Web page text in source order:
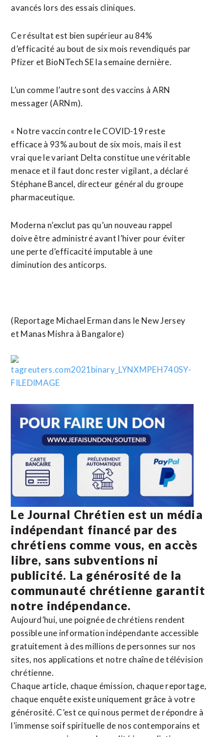
avancés lors des essais cliniques.
Ce résultat est bien supérieur au 84%
d’efficacité au bout de six mois revendiqués par
Pfizer et BioNTech SE la semaine dernière.
L’un comme l’autre sont des vaccins à ARN
messager (ARNm).
« Notre vaccin contre le COVID-19 reste
efficace à 93% au bout de six mois, mais il est
vrai que le variant Delta constitue une véritable
menace et il faut donc rester vigilant, a déclaré
Stéphane Bancel, directeur général du groupe
pharmaceutique.
Moderna n’exclut pas qu’un nouveau rappel
doive être administré avant l’hiver pour éviter
une perte d’efficacité imputable à une
diminution des anticorps.
(Reportage Michael Erman dans le New Jersey
et Manas Mishra à Bangalore)
Le Journal Chrétien est un média
indépendant financé par des
chrétiens comme vous, en accès
libre, sans subventions ni
publicité. La générosité de la
communauté chrétienne garantit
notre indépendance.
Aujourd’hui, une poignée de chrétiens rendent
possible une information indépendante accessible
gratuitement à des millions de personnes sur nos
sites, nos applications et notre chaîne de télévision
chrétienne.
Chaque article, chaque émission, chaque reportage,
chaque enquête existe uniquement grâce à votre
générosité. C’est ce qui nous permet de répondre à
l’immense soif spirituelle de nos contemporains et